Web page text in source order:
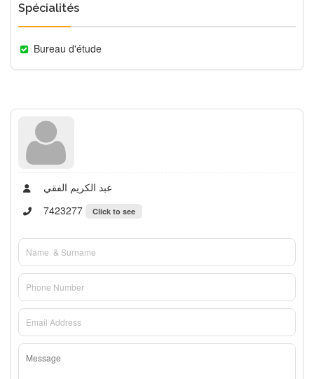
Spécialités
Bureau d'étude
عبد الكريم الفقي
7423277
Click to see